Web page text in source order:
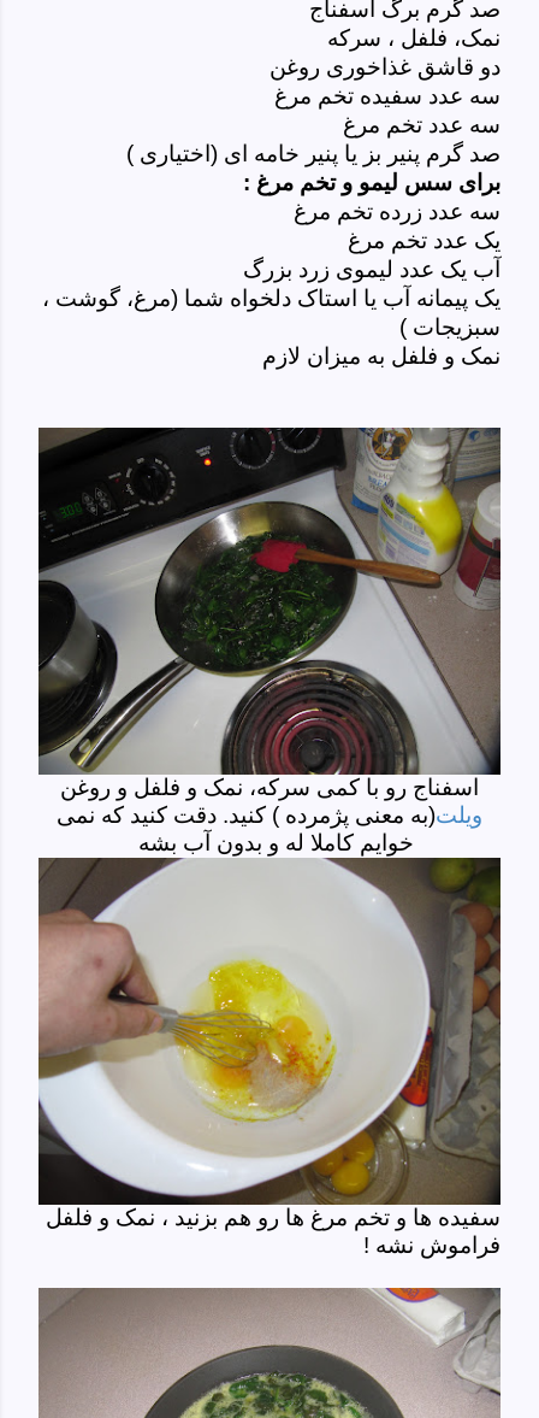
صد گرم برگ اسفناج
نمک، فلفل ، سرکه
دو قاشق غذاخوری روغن
سه عدد سفیده تخم مرغ
سه عدد تخم مرغ
صد گرم پنیر بز یا پنیر خامه ای (اختیاری )
برای سس لیمو و تخم مرغ :
سه عدد زرده تخم مرغ
یک عدد تخم مرغ
آب یک عدد لیموی زرد بزرگ
یک پیمانه آب یا استاک دلخواه شما (مرغ، گوشت ،
سبزیجات )
نمک و فلفل به میزان لازم
اسفناج رو با کمی سرکه، نمک و فلفل و روغن
ویلت(به معنی پژمرده ) کنید. دقت کنید که نمی
خوایم کاملا له و بدون آب بشه
سفیده ها و تخم مرغ ها رو هم بزنید ، نمک و فلفل
فراموش نشه !